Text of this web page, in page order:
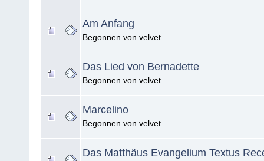
Am Anfang
Begonnen von velvet
Das Lied von Bernadette
Begonnen von velvet
Marcelino
Begonnen von velvet
Das Matthäus Evangelium Textus